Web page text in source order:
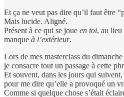
Et ça ne veut pas dire qu’il faut être
Mais lucide. Aligné.
Présent à ce qui se joue en toi, au lieu
manque à l’extérieur.
Lors de mes masterclass du dimanche
je consacre tout un passage à cette
Et souvent, dans les jours qui
pour me dire qu’elle a provoqué un
Comme si quelque chose s’était